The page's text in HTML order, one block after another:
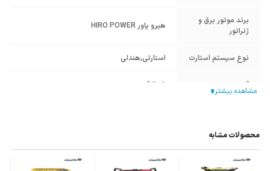
برند موتور برق و
ژنراتور
هیرو پاور HIRO POWER
نوع سیستم استارت استارتی,هندلی
آمپر خروجی 40.9 آمپر
حجم مخزن روغن
حجم سیلندر 460 سی‌سی
محصولات مشابه